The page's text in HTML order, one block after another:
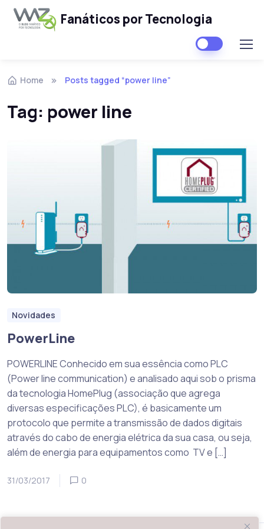
Fanáticos por Tecnologia
Home Posts tagged “power line”
Tag: power line
Novidades
PowerLine
POWERLINE Conhecido em sua essência como PLC
(Power line communication) e analisado aqui sob o prisma
da tecnologia HomePlug (associação que agrega
diversas especificações PLC), é basicamente um
protocolo que permite a transmissão de dados digitais
através do cabo de energia elétrica da sua casa, ou seja,
além de energia para equipamentos como TV e […]
31/03/2017 0